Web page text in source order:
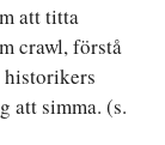
att titta
crawl, förstå
historikers
att simma. (s.